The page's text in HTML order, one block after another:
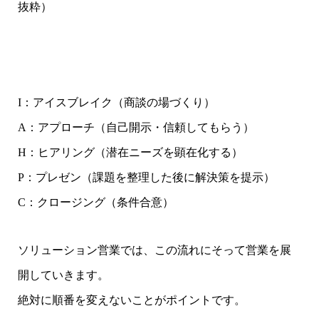
抜粋）
I：アイスブレイク（商談の場づくり）
A：アプローチ（自己開示・信頼してもらう）
H：ヒアリング（潜在ニーズを顕在化する）
P：プレゼン（課題を整理した後に解決策を提示）
C：クロージング（条件合意）
ソリューション営業では、この流れにそって営業を展
開していきます。
絶対に順番を変えないことがポイントです。